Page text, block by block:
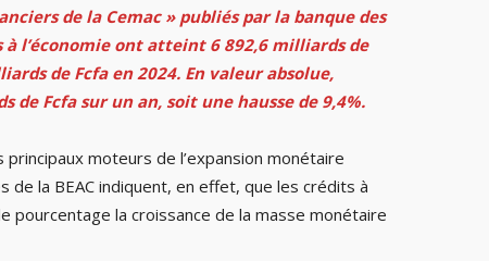
de la Cemac » publiés par la banque des
à l’économie ont atteint 6 892,6 milliards de
de Fcfa en 2024. En valeur absolue,
de Fcfa sur un an, soit une hausse de 9,4%.
moteurs de l’expansion monétaire
la BEAC indiquent, en effet, que les crédits à
pourcentage la croissance de la masse monétaire